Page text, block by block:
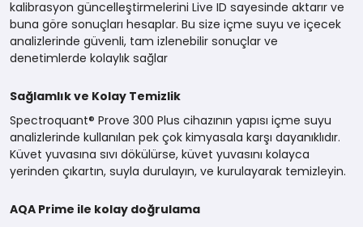
kalibrasyon güncelleştirmelerini Live ID sayesinde aktarır ve
buna göre sonuçları hesaplar. Bu size içme suyu ve içecek
analizlerinde güvenli, tam izlenebilir sonuçlar ve
denetimlerde kolaylık sağlar
Sağlamlık ve Kolay Temizlik
Spectroquant® Prove 300 Plus cihazının yapısı içme suyu
analizlerinde kullanılan pek çok kimyasala karşı dayanıklıdır.
Küvet yuvasına sıvı dökülürse, küvet yuvasını kolayca
yerinden çıkartın, suyla durulayın, ve kurulayarak temizleyin.
AQA Prime ile kolay doğrulama